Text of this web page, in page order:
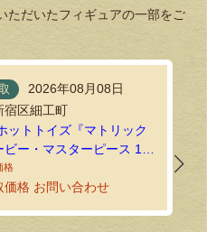
ただいたフィギュアの一部をご
2026年08月08日
宿区細工町
ットトイズ『マトリック
ビー・マスターピース 1/6
買取しました！
価格 お問い合わせ